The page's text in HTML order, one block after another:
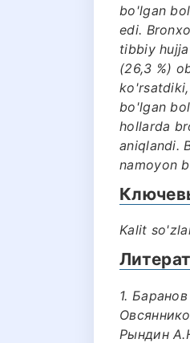
bo'lgan
edi.
tibbiy
(26,3 %)
bo'lgan
hollarda
aniqlandi.
namoyon
Kalit
1.
Рындин